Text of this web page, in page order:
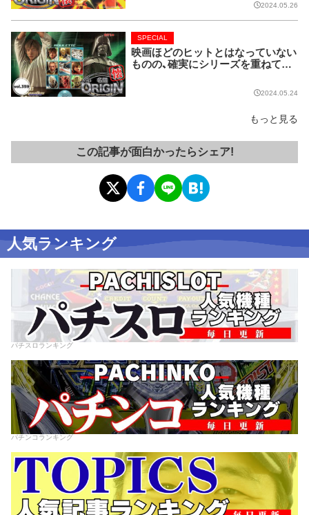
2024.05.26
映画ほどのヒットとはなっていない
ものの、確実にシリーズを重ねてい
SPECIAL
2024.05.24
もっと見る
この記事が面白かったらシェア!
人気ランキング
パチスロランキング
パチンコランキング